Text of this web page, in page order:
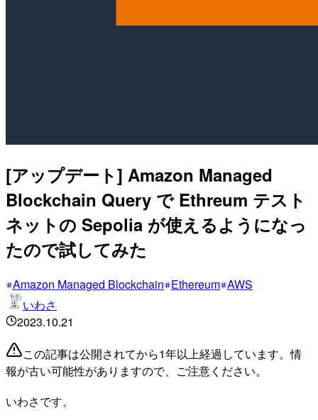
[アップデート] Amazon Managed
Blockchain Query で Ethreum テスト
ネットの Sepolia が使えるようになっ
たので試してみた
Amazon Managed Blockchain Ethereum AWS
いわさ
2023.10.21
この記事は公開されてから1年以上経過しています。情
報が古い可能性がありますので、ご注意ください。
いわさです。